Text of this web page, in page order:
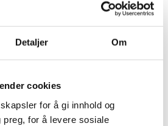
Detaljer Om
cookies
for å gi innhold og
preg, for å levere sosiale
om hvordan
den permitterte kan bli kalt
arbeidsgiver på kort varsel.
å møte på arbeidet etter
i permitteringsperioden må
og med ubestemt